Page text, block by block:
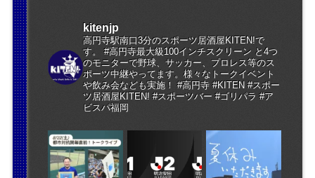
kitenjp
高円寺駅南口3分のスポーツ居酒屋KITEN!で
す。 #高円寺最大級100インチスクリーン と4つ
のモニターで野球、サッカー、プロレス等のス
ポーツ中継やってます。様々なトークイベント
や飲み会なども実施！ #高円寺 #KITEN #スポー
ツ居酒屋KITEN! #スポーツバー #ゴリパラ #ア
ビスパ福岡